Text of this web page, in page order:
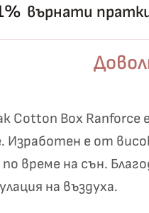
върнати
Box
Изработен е от
време на сън.
на въздуха.